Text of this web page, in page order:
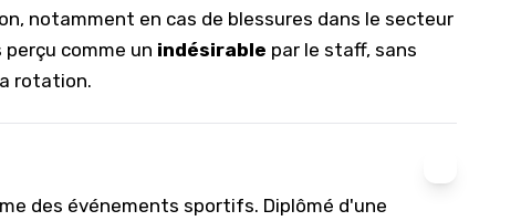
notamment en cas de blessures dans le secteur
perçu comme un indésirable par le staff, sans
rotation.
des événements sportifs. Diplômé d'une